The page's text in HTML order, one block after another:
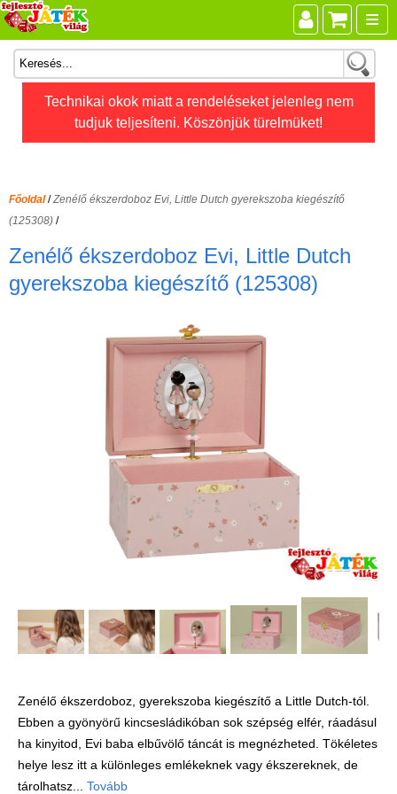
Technikai okok miatt a rendeléseket jelenleg nem
tudjuk teljesíteni. Köszönjük türelmüket!
Főoldal/Zenélő ékszerdoboz Evi, Little Dutch gyerekszoba kiegészítő
(125308) /
Zenélő ékszerdoboz Evi, Little Dutch
gyerekszoba kiegészítő (125308)
Zenélő ékszerdoboz, gyerekszoba kiegészítő a Little Dutch-tól.
Ebben a gyönyörű kincsesládikóban sok szépség elfér, ráadásul
ha kinyitod, Evi baba elbűvölő táncát is megnézheted. Tökéletes
helye lesz itt a különleges emlékeknek vagy ékszereknek, de
tárolhatsz... Tovább
Összes játék
Játékok életkor szerint
Bébijátékok
Diafilm
Foglalkoztató füzet
Fajátékok
Játék hangszer
Futóbiciklik, rollerek
Gyerekszoba
Intelligens gyurma
Iskolaszerek
Kerti játékok
Könyv
Licenszes TOP
Logikai játékok
LÜK